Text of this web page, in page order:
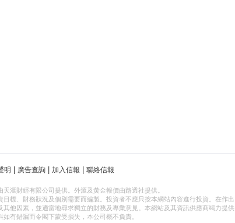
明 廣告查詢 加入信報 聯絡信報
滙財經有限公司提供。外滙及黃金報價由路透社提供。
標、財務狀況及個別需要而編製。投資者不應只按本網站內容進行投資。在作出
他因素，並適當地尋求獨立的財務及專業意見。本網站及其資訊供應商竭力提供
有錯漏而令閣下蒙受損失，本公司概不負責。